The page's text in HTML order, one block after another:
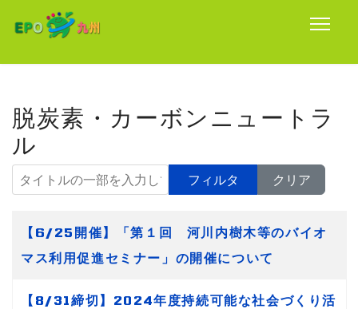
脱炭素・カーボンニュートラ
ル
タイトルの一部を入力してください
フィルタ クリア
タイトル
【6/25開催】「第１回 河川内樹木等のバイオ
マス利用促進セミナー」の開催について
【8/31締切】2024年度持続可能な社会づくり活